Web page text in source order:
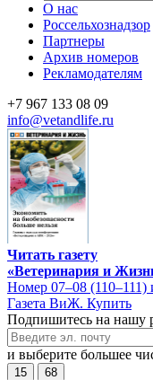
О нас
Россельхознадзор
Партнеры
Архив номеров
Рекламодателям
+7 967 133 08 09
info@vetandlife.ru
Читать газету
«Ветеринария и
Номер 07–08 (110–111)
Газета ВиЖ. Купить
Подпишитесь на нашу
и выберите большее
15 68